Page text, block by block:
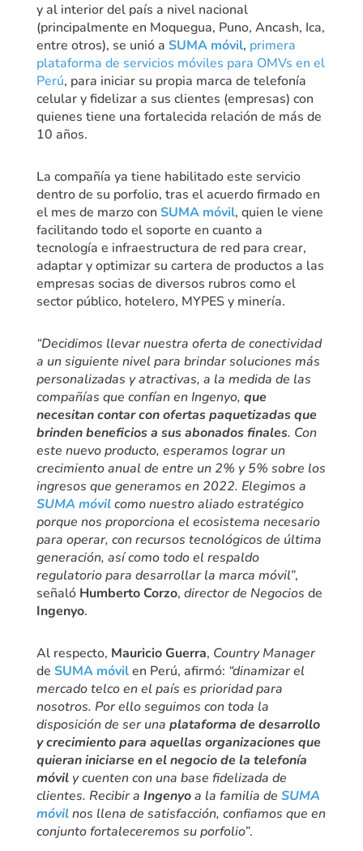
y al interior del país a nivel nacional
(principalmente en Moquegua, Puno, Ancash, Ica,
entre otros), se unió a SUMA móvil, primera
plataforma de servicios móviles para OMVs en el
Perú, para iniciar su propia marca de telefonía
celular y fidelizar a sus clientes (empresas) con
quienes tiene una fortalecida relación de más de
10 años.
La compañía ya tiene habilitado este servicio
dentro de su porfolio, tras el acuerdo firmado en
el mes de marzo con SUMA móvil, quien le viene
facilitando todo el soporte en cuanto a
tecnología e infraestructura de red para crear,
adaptar y optimizar su cartera de productos a las
empresas socias de diversos rubros como el
sector público, hotelero, MYPES y minería.
“Decidimos llevar nuestra oferta de conectividad
a un siguiente nivel para brindar soluciones más
personalizadas y atractivas, a la medida de las
compañías que confían en Ingenyo, que
necesitan contar con ofertas paquetizadas que
brinden beneficios a sus abonados finales. Con
este nuevo producto, esperamos lograr un
crecimiento anual de entre un 2% y 5% sobre los
ingresos que generamos en 2022. Elegimos a
SUMA móvilcomo nuestro aliado estratégico
porque nos proporciona el ecosistema necesario
para operar, con recursos tecnológicos de última
generación, así como todo el respaldo
regulatorio para desarrollar la marca móvil”,
señaló Humberto Corzo, director de Negocios de
Ingenyo.
Al respecto, Mauricio Guerra, Country Manager
de SUMA móvilen Perú, afirmó: “dinamizar el
mercado telco en el país es prioridad para
nosotros. Por ello seguimos con toda la
disposición de ser una plataforma de desarrollo
y crecimiento para aquellas organizaciones que
quieran iniciarse en el negocio de la telefonía
móvily cuenten con una base fidelizada de
clientes. Recibir a Ingenyoa la familia de SUMA
móvilnos llena de satisfacción, confiamos que en
conjunto fortaleceremos su porfolio”.